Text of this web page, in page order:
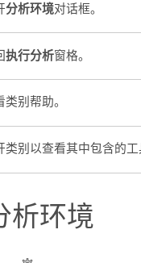
分析环境对话框。
执行分析窗格。
类别帮助。
类别以查看其中包含的工
析环境